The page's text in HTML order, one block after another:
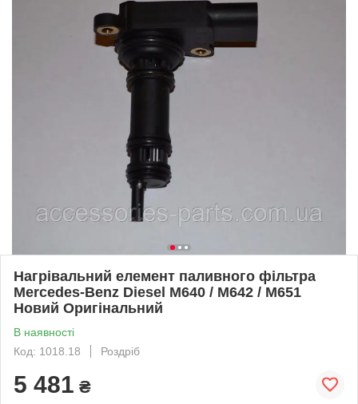
Нагрівальний елемент паливного фільтра
Mercedes-Benz Diesel M640 / M642 / M651
Новий Оригінальний
В наявності
Код: 1018.18
Роздріб
5 481 ₴